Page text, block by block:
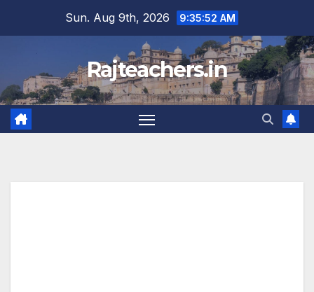
Sun. Aug 9th, 2026 9:35:52 AM
Rajteachers.in